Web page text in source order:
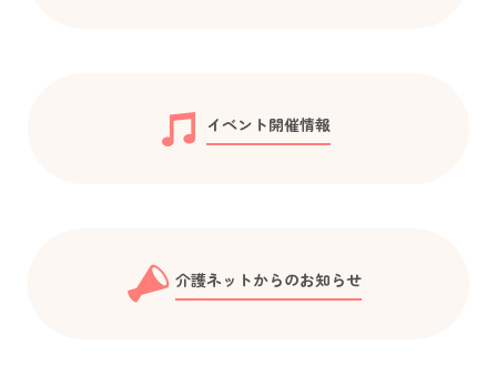
イベント開催情報
介護ネットからのお知らせ